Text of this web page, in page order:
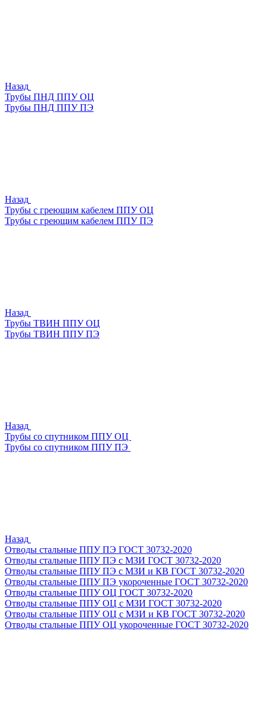
Назад
Трубы ПНД ППУ ОЦ
Трубы ПНД ППУ ПЭ
Назад
Трубы с греющим кабелем ППУ ОЦ
Трубы с греющим кабелем ППУ ПЭ
Назад
Трубы ТВИН ППУ ОЦ
Трубы ТВИН ППУ ПЭ
Назад
Трубы со спутником ППУ ОЦ
Трубы со спутником ППУ ПЭ
Назад
Отводы стальные ППУ ПЭ ГОСТ 30732-2020
Отводы стальные ППУ ПЭ с МЗИ ГОСТ 30732-2020
Отводы стальные ППУ ПЭ с МЗИ и КВ ГОСТ 30732-2020
Отводы стальные ППУ ПЭ укороченные ГОСТ 30732-2020
Отводы стальные ППУ ОЦ ГОСТ 30732-2020
Отводы стальные ППУ ОЦ с МЗИ ГОСТ 30732-2020
Отводы стальные ППУ ОЦ с МЗИ и КВ ГОСТ 30732-2020
Отводы стальные ППУ ОЦ укороченные ГОСТ 30732-2020